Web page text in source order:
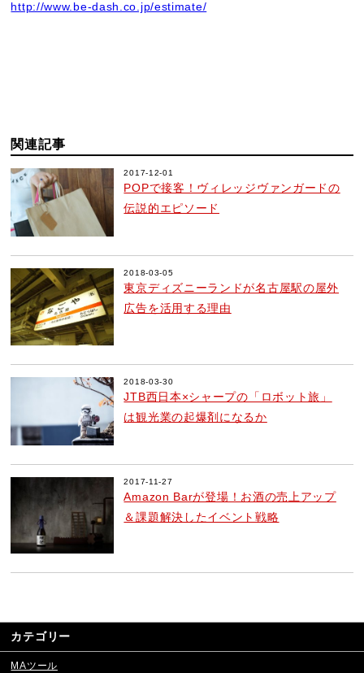
http://www.be-dash.co.jp/estimate/
関連記事
2017-12-01
POPで接客！ヴィレッジヴァンガードの
伝説的エピソード
2018-03-05
東京ディズニーランドが名古屋駅の屋外
広告を活用する理由
2018-03-30
JTB西日本×シャープの「ロボット旅」
は観光業の起爆剤になるか
2017-11-27
Amazon Barが登場！お酒の売上アップ
＆課題解決したイベント戦略
カテゴリー
MAツール